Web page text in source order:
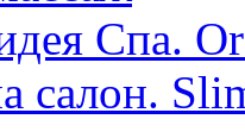
Спа.
салон.